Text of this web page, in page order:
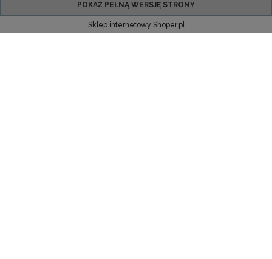
POKAŻ PEŁNĄ WERSJĘ STRONY
Sklep internetowy Shoper.pl